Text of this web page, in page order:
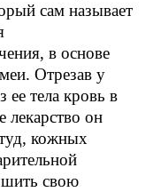
сам называет
в основе
Отрезав у
ее тела кровь в
лекарство он
кожных
свою